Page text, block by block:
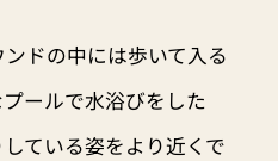
ドの中には歩いて入る
ールで水浴びをした
ている姿をより近くで